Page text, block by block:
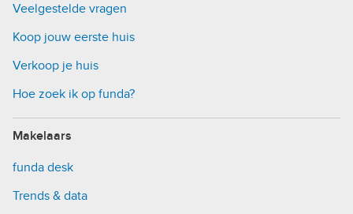
Veelgestelde vragen
Koop jouw eerste huis
Verkoop je huis
Hoe zoek ik op funda?
Makelaars
funda desk
Trends & data